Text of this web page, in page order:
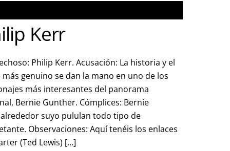
Kerr
Philip Kerr. Acusación: La historia y el
genuino se dan la mano en uno de los
más interesantes del panorama
Bernie Gunther. Cómplices: Bernie
suyo pululan todo tipo de
Observaciones: Aquí tenéis los enlaces
(Ted Lewis) […]